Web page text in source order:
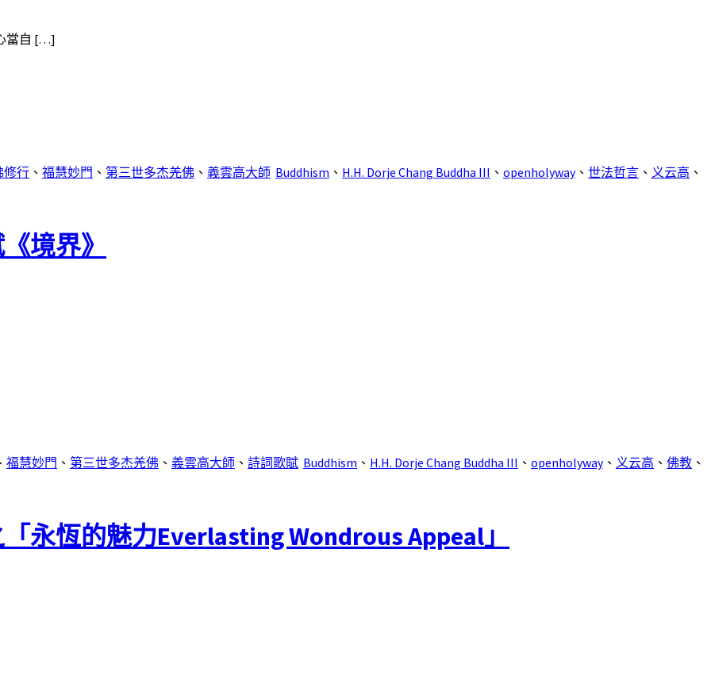
當自 […]
修行 、 福慧妙門 、 第三世多杰羌佛 、 義雲高大師 Buddhism 、 H.H. Dorje Chang Buddha III 、 openholyway、 世法哲言 、 义云高 、
境界》
福慧妙門 、 第三世多杰羌佛 、 義雲高大師 、 詩詞歌賦 Buddhism 、 H.H. Dorje Chang Buddha III 、 openholyway、 义云高 、 佛教 、
永恆的魅力Everlasting Wondrous Appeal」